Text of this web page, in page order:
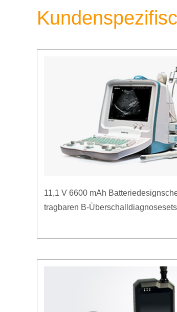
11,1 V 6600 mAh
tragbaren B-Überschalldiagnosesets